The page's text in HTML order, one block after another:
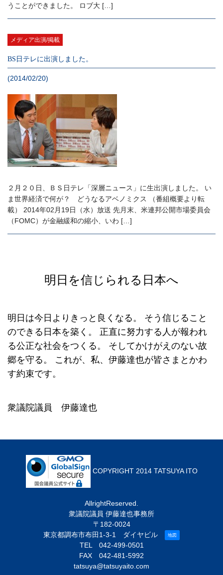
うことができました。 ロブ大 […]
メディア出演/掲載
BS日テレに出演しました。
(2014/02/20)
２月２０日、ＢＳ日テレ「深層ニュース」に生出演しました。 い
ま世界経済で何が？ どうなるアベノミクス （番組概要より転
載） 2014年02月19日（水）放送 先月末、米連邦公開市場委員会
（FOMC）が金融緩和の縮小、いわ […]
明日を信じられる日本へ
明日は今日よりきっと良くなる。
そう信じること
のできる日本を築く。
正直に努力する人が報われ
る公正な社会をつくる。
そしてかけがえのない故
郷を守る。
これが、私、伊藤達也が皆さまとかわ
す約束です。
衆議院議員 伊藤達也
COPYRIGHT 2014 TATSUYA ITO
AllrightReserved.
衆議院議員 伊藤達也事務所
〒182-0024
東京都調布市布田1-3-1 ダイヤビル
地図
TEL 042-499-0501
FAX 042-481-5992
tatsuya@tatsuyaito.com